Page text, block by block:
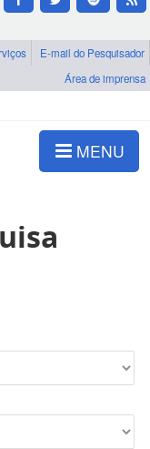
E-mail do Pesquisador
Área de imprensa
MENU